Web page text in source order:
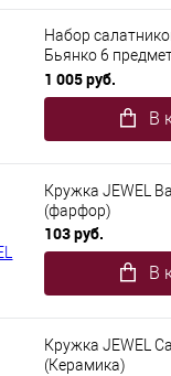
Набор
Бьянко 6
bone)
1 005 руб.
В
Кружка JEWEL
(фарфор)
103 руб.
В
Кружка JEWEL
(Керамика)